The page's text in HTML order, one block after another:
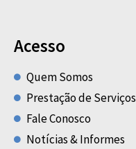
Acesso
Quem Somos
Prestação de Serviços
Fale Conosco
Notícias & Informes